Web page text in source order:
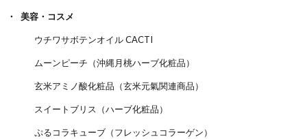
美容・コスメ
ウチワサボテンオイル CACTI
ムーンピーチ（沖縄月桃ハーブ化粧品）
玄米アミノ酸化粧品（玄米元氣関連商品）
スイートブリス（ハーブ化粧品）
ぷるコラキューブ（フレッシュコラーゲン）